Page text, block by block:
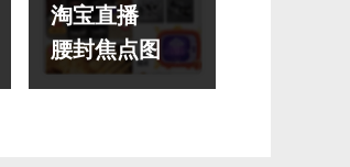
淘宝直播
腰封焦点图